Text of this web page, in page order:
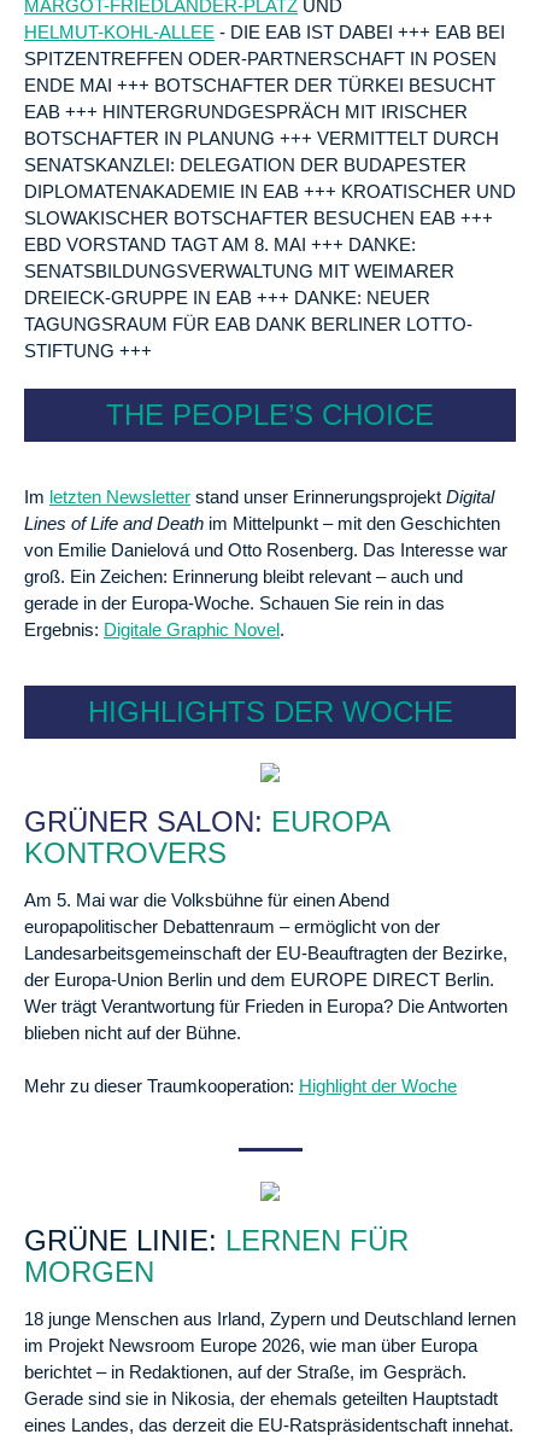
MARGOT-FRIEDLÄNDER-PLATZ UND
HELMUT-KOHL-ALLEE - DIE EAB IST DABEI +++ EAB BEI
SPITZENTREFFEN ODER-PARTNERSCHAFT IN POSEN
ENDE MAI +++ BOTSCHAFTER DER TÜRKEI BESUCHT
EAB +++ HINTERGRUNDGESPRÄCH MIT IRISCHER
BOTSCHAFTER IN PLANUNG +++ VERMITTELT DURCH
SENATSKANZLEI: DELEGATION DER BUDAPESTER
DIPLOMATENAKADEMIE IN EAB +++ KROATISCHER UND
SLOWAKISCHER BOTSCHAFTER BESUCHEN EAB +++
EBD VORSTAND TAGT AM 8. MAI +++ DANKE:
SENATSBILDUNGSVERWALTUNG MIT WEIMARER
DREIECK-GRUPPE IN EAB +++ DANKE: NEUER
TAGUNGSRAUM FÜR EAB DANK BERLINER LOTTO-
STIFTUNG +++
THE PEOPLE’S CHOICE
Im letzten Newsletter stand unser Erinnerungsprojekt Digital
Lines of Life and Death im Mittelpunkt – mit den Geschichten
von Emilie Danielová und Otto Rosenberg. Das Interesse war
groß. Ein Zeichen: Erinnerung bleibt relevant – auch und
gerade in der Europa-Woche. Schauen Sie rein in das
Ergebnis: Digitale Graphic Novel.
HIGHLIGHTS DER WOCHE
GRÜNER SALON: EUROPA
KONTROVERS
Am 5. Mai war die Volksbühne für einen Abend
europapolitischer Debattenraum – ermöglicht von der
Landesarbeitsgemeinschaft der EU-Beauftragten der Bezirke,
der Europa-Union Berlin und dem EUROPE DIRECT Berlin.
Wer trägt Verantwortung für Frieden in Europa? Die Antworten
blieben nicht auf der Bühne.
Mehr zu dieser Traumkooperation: Highlight der Woche
GRÜNE LINIE: LERNEN FÜR
MORGEN
18 junge Menschen aus Irland, Zypern und Deutschland lernen
im Projekt Newsroom Europe 2026, wie man über Europa
berichtet – in Redaktionen, auf der Straße, im Gespräch.
Gerade sind sie in Nikosia, der ehemals geteilten Hauptstadt
eines Landes, das derzeit die EU-Ratspräsidentschaft innehat.